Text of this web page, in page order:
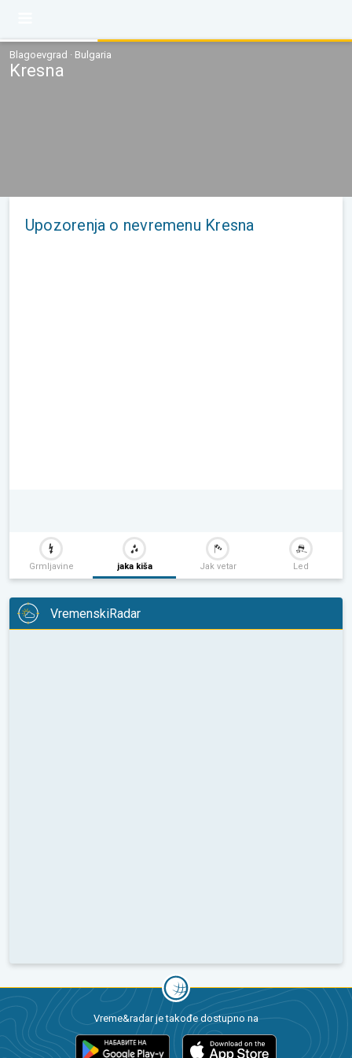
Blagoevgrad · Bulgaria
Kresna
Upozorenja o nevremenu Kresna
Grmljavine jaka kiša Jak vetar Led
VremenskiRadar
Vreme&radar je takođe dostupno na